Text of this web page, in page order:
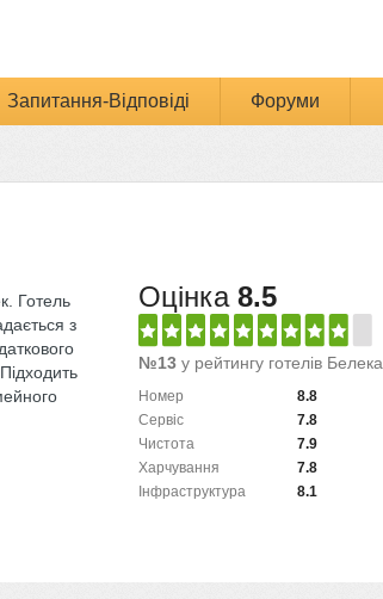
Запитання-Відповіді Форуми
Оцінка 8.5
№13у рейтингу готелів Белека
8.8
Номер
7.8
Сервіс
7.9
Чистота
7.8
Харчування
8.1
Інфраструктура
Готель
з